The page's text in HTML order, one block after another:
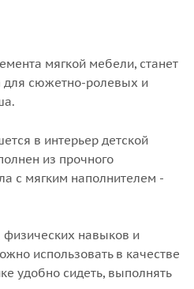
мягкой мебели, станет
для сюжетно-ролевых и
в интерьер детской
из прочного
с мягким наполнителем -
физических навыков и
использовать в качестве
удобно сидеть, выполнять